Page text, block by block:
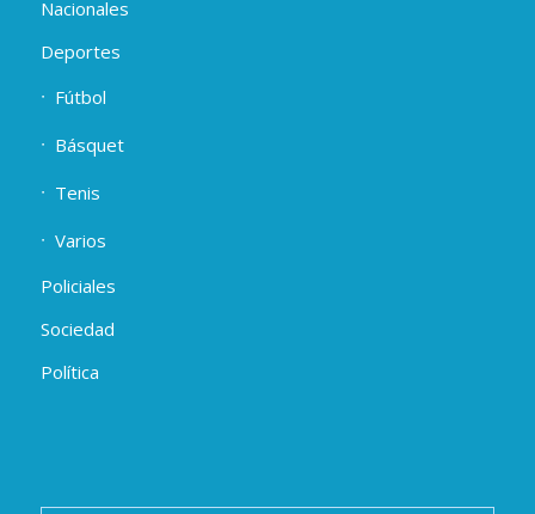
Nacionales
Deportes
Fútbol
Básquet
Tenis
Varios
Policiales
Sociedad
Política